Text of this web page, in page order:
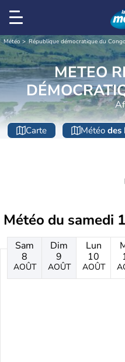
Météo République démocratique du Congo
METEO
Carte Météo des
Météo du samedi
Sam
8
AOÛT
Dim
9
AOÛT
Lun
10
AOÛT